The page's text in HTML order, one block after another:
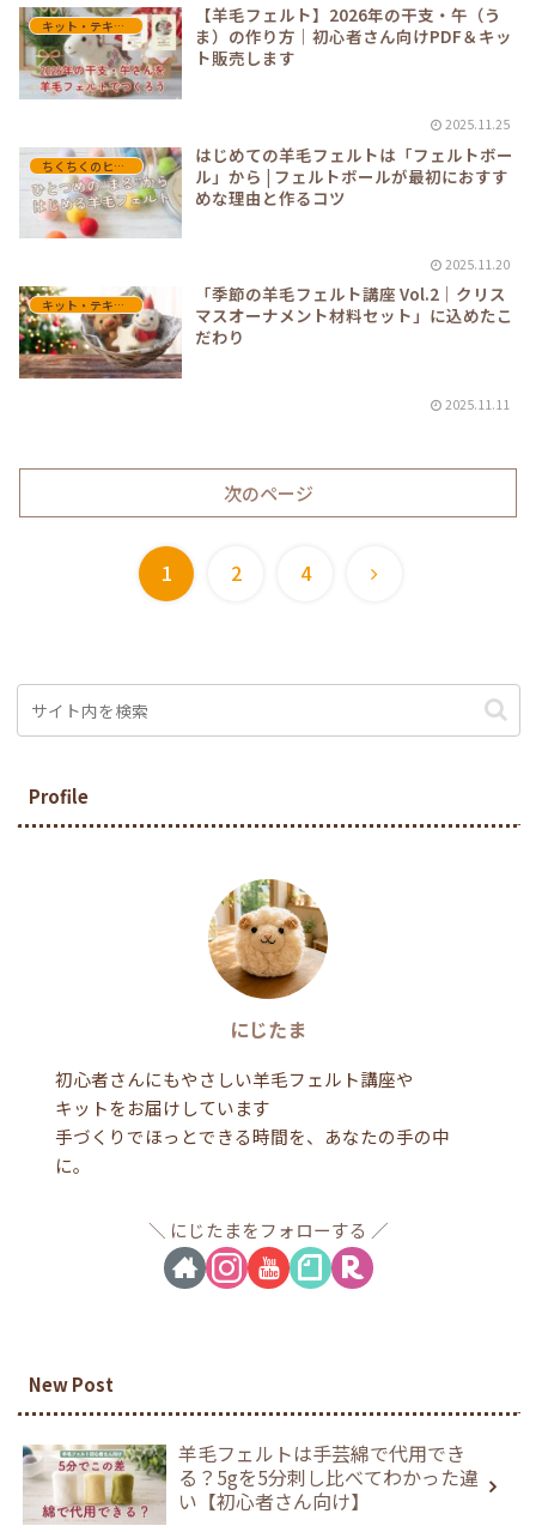
キット・テキスト教材
【羊毛フェルト】2026年の干支・午（う
ま）の作り方｜初心者さん向けPDF＆キッ
ト販売します
2025.11.25
ちくちくのヒント（テクニック系）
はじめての羊毛フェルトは「フェルトボー
ル」から | フェルトボールが最初におすす
めな理由と作るコツ
2025.11.20
キット・テキスト教材
「季節の羊毛フェルト講座 Vol.2｜クリス
マスオーナメント材料セット」に込めたこ
だわり
2025.11.11
次のページ
1 2 4
次
Profile
にじたま
初心者さんにもやさしい羊毛フェルト講座や
キットをお届けしています
手づくりでほっとできる時間を、あなたの手の中
に。
にじたまをフォローする
New Post
羊毛フェルトは手芸綿で代用でき
る？5gを5分刺し比べてわかった違
い【初心者さん向け】